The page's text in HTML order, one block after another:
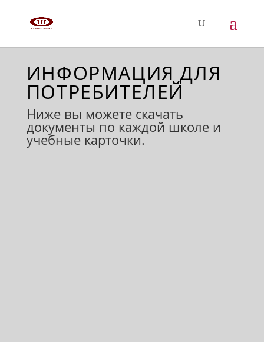
ИНФОРМАЦИЯ ДЛЯ
ПОТРЕБИТЕЛЕЙ
Ниже вы можете скачать
документы по каждой школе и
учебные карточки.